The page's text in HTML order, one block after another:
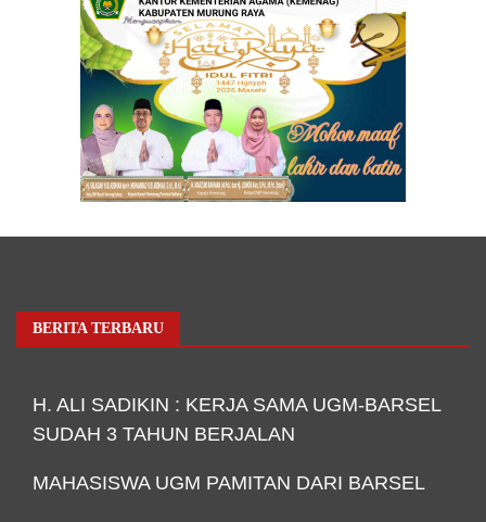
BERITA TERBARU
H. ALI SADIKIN : KERJA SAMA UGM-BARSEL
SUDAH 3 TAHUN BERJALAN
MAHASISWA UGM PAMITAN DARI BARSEL